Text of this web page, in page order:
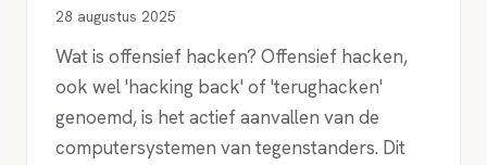
28 augustus 2025
Wat is offensief hacken? Offensief hacken,
ook wel 'hacking back' of 'terughacken'
genoemd, is het actief aanvallen van de
computersystemen van tegenstanders. Dit